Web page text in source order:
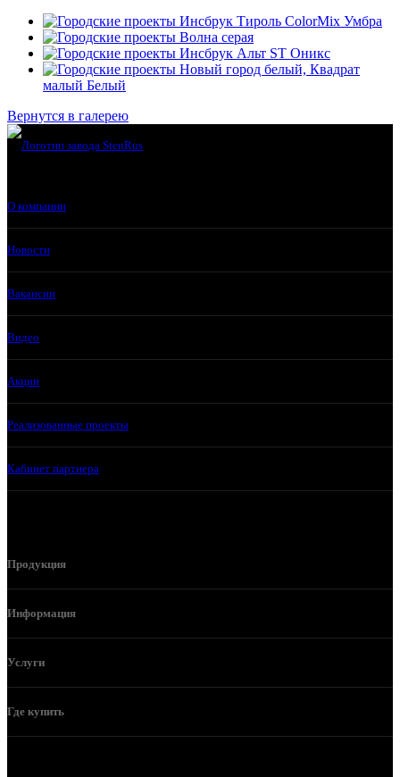
Инсбрук Тироль ColorMix Умбра
Волна серая
Инсбрук Альт ST Оникс
Новый город белый, Квадрат
малый Белый
Вернутся в галерею
О компании
Новости
Вакансии
Видео
Акции
Реализованные проекты
Кабинет партнера
Продукция
Информация
Услуги
Где купить